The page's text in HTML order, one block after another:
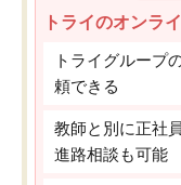
トライのオンラ
トライグループ
頼できる
教師と別に正社
進路相談も可能